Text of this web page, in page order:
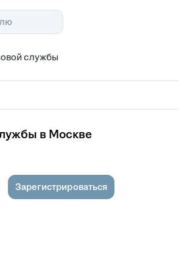
службы
в Москве
Зарегистрироваться